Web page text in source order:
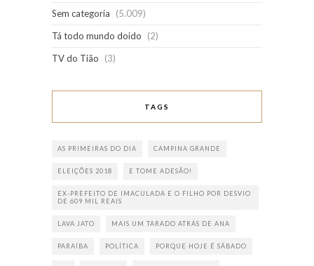
Sem categoria
(5.009)
Tá todo mundo doido
(2)
TV do Tião
(3)
TAGS
AS PRIMEIRAS DO DIA CAMPINA GRANDE
ELEIÇÕES 2018 E TOME ADESÃO!
EX-PREFEITO DE IMACULADA E O FILHO POR DESVIO
DE 609 MIL REAIS
LAVA JATO MAIS UM TARADO ATRÁS DE ANA
PARAÍBA POLÍTICA PORQUE HOJE É SÁBADO